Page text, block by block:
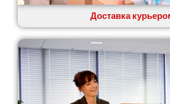
Самбор
Счастливое
Шепетовка
Шостка
Шпола
Синельниково
Доставка